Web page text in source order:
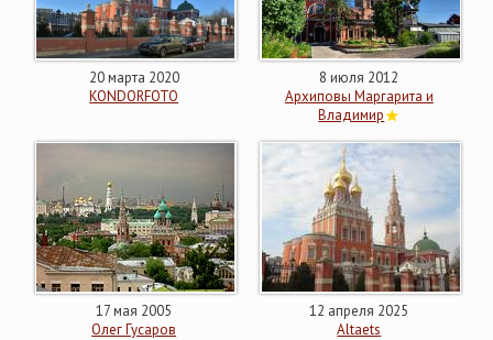
20 марта 2020
KONDORFOTO
8 июля 2012
Архиповы Маргарита и
Владимир
17 мая 2005
Олег Гусаров
12 апреля 2025
Altaets